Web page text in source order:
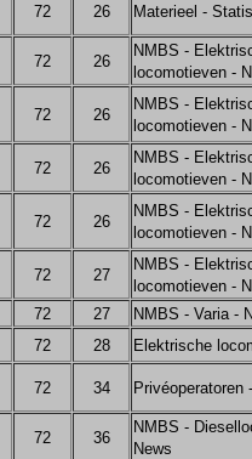
72 26 Materieel -
72 26
NMBS -
locomotieven -
72 26
NMBS -
locomotieven -
72 26
NMBS -
locomotieven -
72 26
NMBS -
locomotieven -
72 27
NMBS -
locomotieven -
72 27
NMBS - Varia -
72 28 Elektrische
72 34 Privéoperatoren
72 36
NMBS -
News